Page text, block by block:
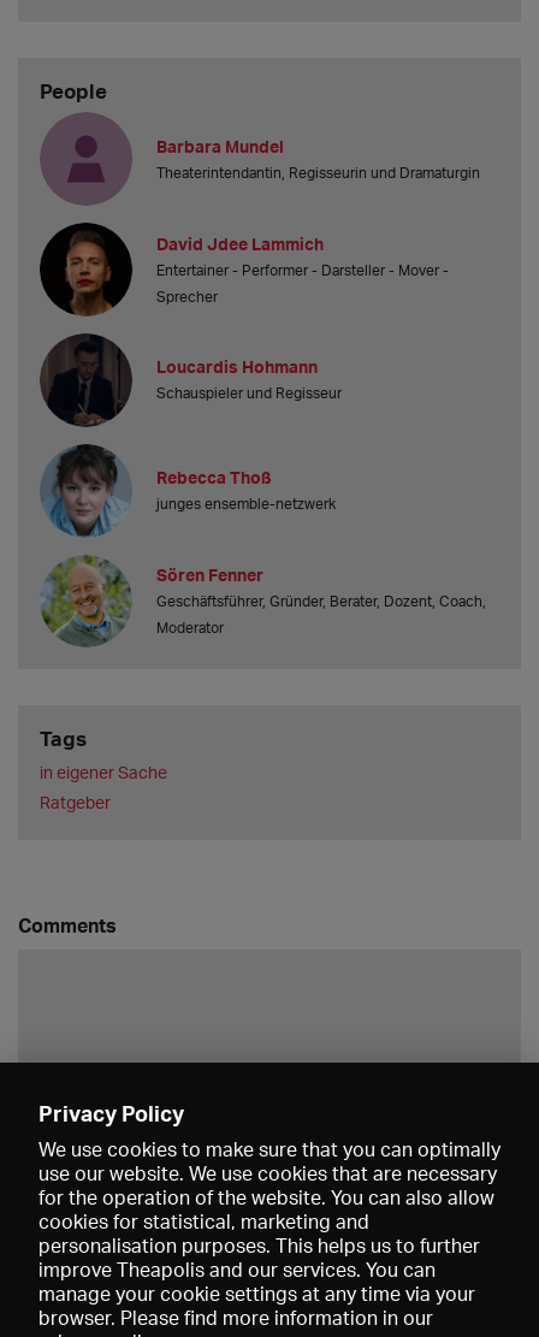
People
Barbara Mundel
Theaterintendantin, Regisseurin und Dramaturgin
David Jdee Lammich
Entertainer - Performer - Darsteller - Mover -
Sprecher
Loucardis Hohmann
Schauspieler und Regisseur
Rebecca Thoß
junges ensemble-netzwerk
Sören Fenner
Geschäftsführer, Gründer, Berater, Dozent, Coach,
Moderator
Tags
in eigener Sache
Ratgeber
Comments
Privacy Policy
We use cookies to make sure that you can optimally
use our website. We use cookies that are necessary
for the operation of the website. You can also allow
cookies for statistical, marketing and
personalisation purposes. This helps us to further
improve Theapolis and our services. You can
manage your cookie settings at any time via your
browser. Please find more information in our